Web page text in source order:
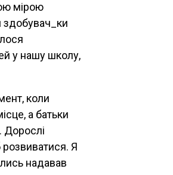
мірою
здобувач_ки
у нашу школу,
коли
а батьки
Дорослі
розвиватися. Я
надавав